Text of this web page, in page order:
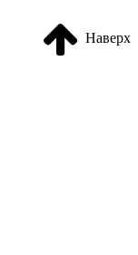
Наверх